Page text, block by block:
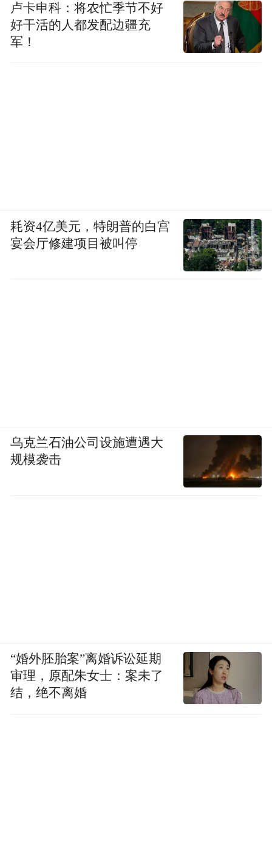
卢卡申科：将农忙季节不好
好干活的人都发配边疆充
军！
耗资4亿美元，特朗普的白宫
宴会厅修建项目被叫停
乌克兰石油公司设施遭遇大
规模袭击
“婚外胚胎案”离婚诉讼延期
审理，原配朱女士：案未了
结，绝不离婚